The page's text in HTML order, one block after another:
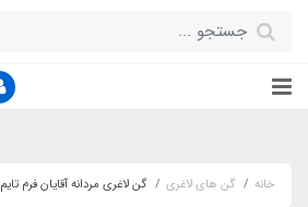
خانه گن های لاغری گن لاغری مردانه آقایان فرم تایم Form Time